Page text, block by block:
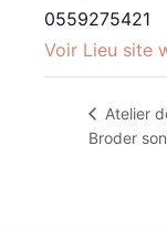
0559275421
Voir Lieu site
Atelier
Broder